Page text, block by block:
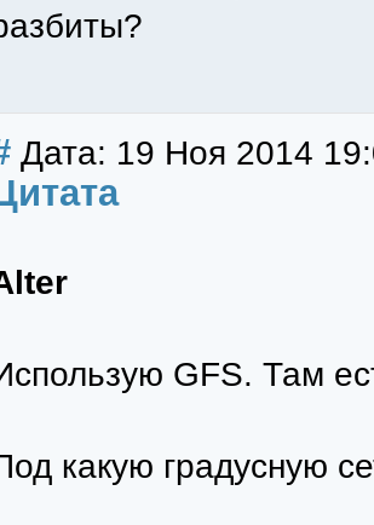
Дата: 19 Ноя 2014
GFS. Там
какую градусную